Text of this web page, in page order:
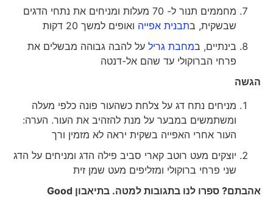
מחממים תנור ל- 70 מעלות ומניחים את נתחי הדגים
שבשקית, בתבנית אפייהואופים למשך 20 דקות
בינתיים, במחבת גרילעל להבה גבוהה מבשלים את
פרחי הברוקולי עד שהם אל-דנטה
הגשה
מניחים נתח דג על צלחת כשהעור פונה כלפי מעלה
ומשתמשים במבער על מנת להזהיב את העור. הערה:
העור אחרי האפייה בשקית יראה לא מזמין ורך
יוצקים מעט רוטב קארי סביב פילה הדג ומניחים על הדג
שני פרחי ברוקולי ומזליפים מעט שמן זית
אהבתם? ספרו לנו בתגובות למטה. בתיאבוןGood